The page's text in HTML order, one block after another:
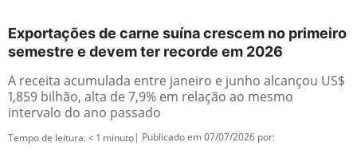
Exportações de carne suína crescem no primeiro
semestre e devem ter recorde em 2026
A receita acumulada entre janeiro e junho alcançou US$
1,859 bilhão, alta de 7,9% em relação ao mesmo
intervalo do ano passado
Tempo de leitura:< 1 minuto| Publicado em 07/07/2026 por: